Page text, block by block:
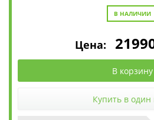
В НАЛИЧИИ
Цена:
В корзину
Купить в один